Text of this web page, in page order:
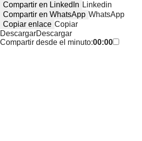
Compartir en LinkedIn Linkedin
Compartir en WhatsApp WhatsApp
Copiar enlace Copiar
DescargarDescargar
Compartir desde el minuto:00:00